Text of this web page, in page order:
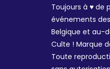
Toujours à ♥ de
événements
Belgique et au-
Culte ! Marque
Toute